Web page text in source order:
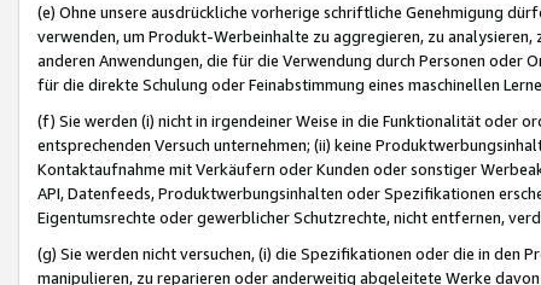
(e) Ohne unsere ausdrückliche vorherige schriftliche Genehmigung
verwenden, um Produkt-Werbeinhalte zu aggregieren, zu
anderen Anwendungen, die für die Verwendung durch Personen
für die direkte Schulung oder Feinabstimmung eines maschinellen
(f) Sie werden (i) nicht in irgendeiner Weise in die Funktionalität oder
entsprechenden Versuch unternehmen; (ii) keine
Kontaktaufnahme mit Verkäufern oder Kunden oder sonstiger
API, Datenfeeds, Produktwerbungsinhalten oder Spezifikationen
Eigentumsrechte oder gewerblicher Schutzrechte, nicht entfernen,
(g) Sie werden nicht versuchen, (i) die Spezifikationen oder die in
manipulieren, zu reparieren oder anderweitig abgeleitete Werke